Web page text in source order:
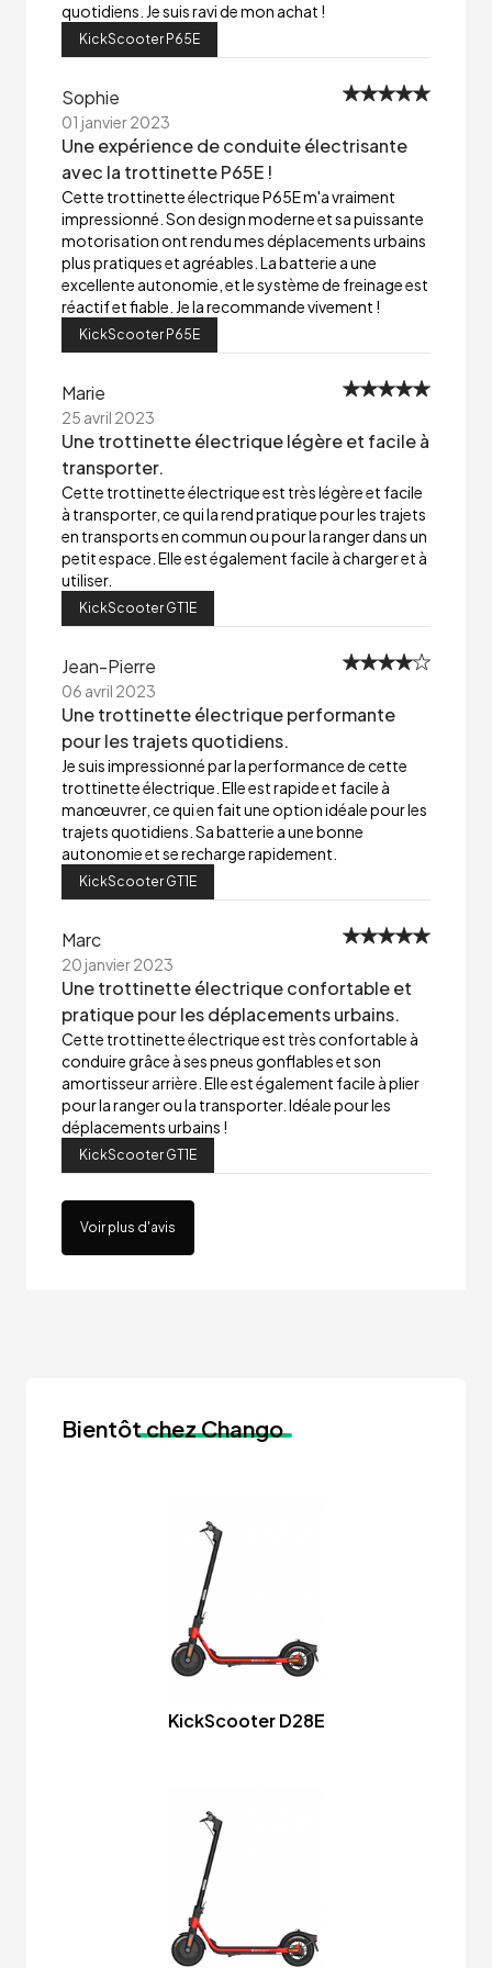
quotidiens. Je suis ravi de mon achat !
KickScooter P65E
Sophie
01 janvier 2023
Une expérience de conduite électrisante
avec la trottinette P65E !
Cette trottinette électrique P65E m'a vraiment
impressionné. Son design moderne et sa puissante
motorisation ont rendu mes déplacements urbains
plus pratiques et agréables. La batterie a une
excellente autonomie, et le système de freinage est
réactif et fiable. Je la recommande vivement !
KickScooter P65E
Marie
25 avril 2023
Une trottinette électrique légère et facile à
transporter.
Cette trottinette électrique est très légère et facile
à transporter, ce qui la rend pratique pour les trajets
en transports en commun ou pour la ranger dans un
petit espace. Elle est également facile à charger et à
utiliser.
KickScooter GT1E
Jean-Pierre
06 avril 2023
Une trottinette électrique performante
pour les trajets quotidiens.
Je suis impressionné par la performance de cette
trottinette électrique. Elle est rapide et facile à
manœuvrer, ce qui en fait une option idéale pour les
trajets quotidiens. Sa batterie a une bonne
autonomie et se recharge rapidement.
KickScooter GT1E
Marc
20 janvier 2023
Une trottinette électrique confortable et
pratique pour les déplacements urbains.
Cette trottinette électrique est très confortable à
conduire grâce à ses pneus gonflables et son
amortisseur arrière. Elle est également facile à plier
pour la ranger ou la transporter. Idéale pour les
déplacements urbains !
KickScooter GT1E
Voir plus d'avis
Bientôtchez Chango
KickScooter D28E